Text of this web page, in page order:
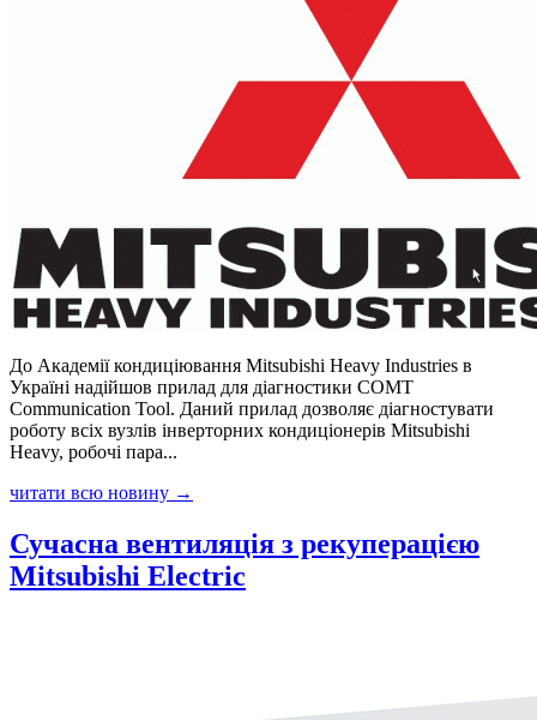
До Академії кондиціювання Mitsubishi Heavy Industries в
Україні надійшов прилад для діагностики COMT
Communication Tool. Даний прилад дозволяє діагностувати
роботу всіх вузлів інверторних кондиціонерів Mitsubishi
Heavy, робочі пара...
читати всю новину →
Сучасна вентиляція з рекуперацією
Mitsubishi Electric